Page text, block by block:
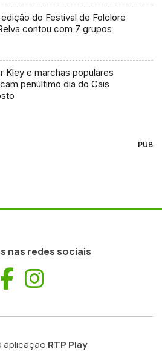
edição do Festival de Folclore
contou com 7 grupos
Kley e marchas populares
penúltimo dia do Cais
PUB
nas redes sociais
Facebook
aplicação RTP Play